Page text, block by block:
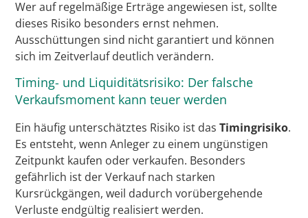
Wer auf regelmäßige Erträge angewiesen ist, sollte
dieses Risiko besonders ernst nehmen.
Ausschüttungen sind nicht garantiert und können
sich im Zeitverlauf deutlich verändern.
Timing- und Liquiditätsrisiko: Der falsche
Verkaufsmoment kann teuer werden
Ein häufig unterschätztes Risiko ist dasTimingrisiko.
Es entsteht, wenn Anleger zu einem ungünstigen
Zeitpunkt kaufen oder verkaufen. Besonders
gefährlich ist der Verkauf nach starken
Kursrückgängen, weil dadurch vorübergehende
Verluste endgültig realisiert werden.